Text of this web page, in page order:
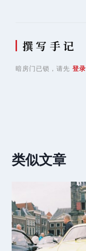
撰 写 手 记
暗房门已锁，请先 登录
类似文章